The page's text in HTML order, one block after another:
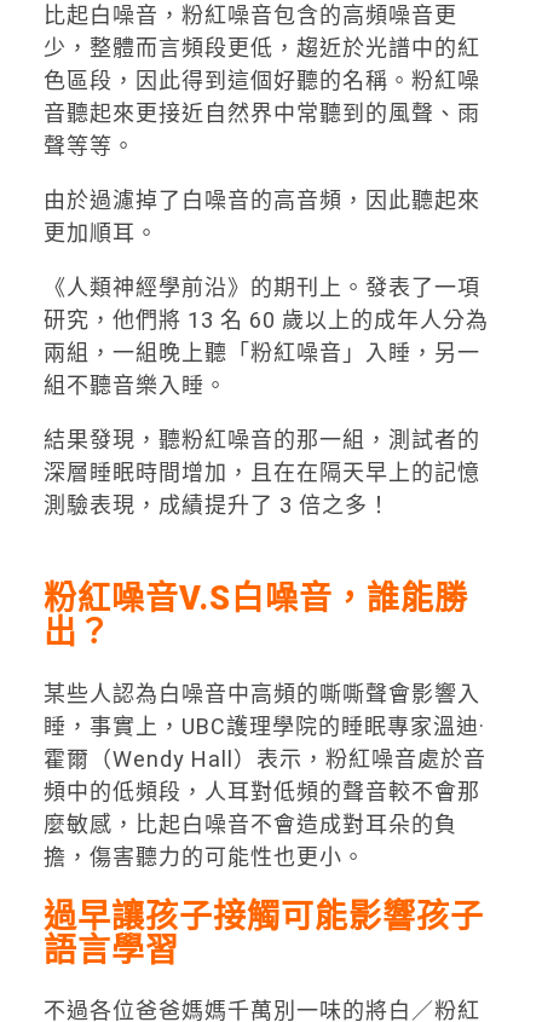
比起白噪音，粉紅噪音包含的高頻噪音更
少，整體而言頻段更低，趨近於光譜中的紅
色區段，因此得到這個好聽的名稱。粉紅噪
音聽起來更接近自然界中常聽到的風聲、雨
聲等等。
由於過濾掉了白噪音的高音頻，因此聽起來
更加順耳。
《人類神經學前沿》的期刊上。發表了一項
研究，他們將 13 名 60 歲以上的成年人分為
兩組，一組晚上聽「粉紅噪音」入睡，另一
組不聽音樂入睡。
結果發現，聽粉紅噪音的那一組，測試者的
深層睡眠時間增加，且在在隔天早上的記憶
測驗表現，成績提升了 3 倍之多！
粉紅噪音V.S白噪音，誰能勝
出？
某些人認為白噪音中高頻的嘶嘶聲會影響入
睡，事實上，UBC護理學院的睡眠專家溫迪·
霍爾（Wendy Hall）表示，粉紅噪音處於音
頻中的低頻段，人耳對低頻的聲音較不會那
麼敏感，比起白噪音不會造成對耳朵的負
擔，傷害聽力的可能性也更小。
過早讓孩子接觸可能影響孩子
語言學習
不過各位爸爸媽媽千萬別一味的將白／粉紅